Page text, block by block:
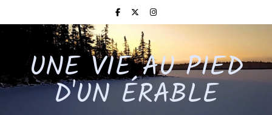
UNE VIE AU PIED
D'UN ÉRABLE